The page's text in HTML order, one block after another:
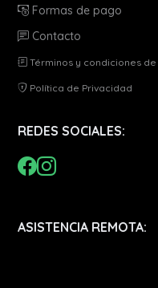
Formas de pago
Contacto
Términos y condiciones
Política de Privacidad
REDES SOCIALES:
ASISTENCIA REMOTA: